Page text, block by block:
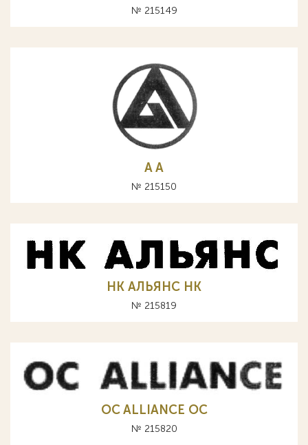
№ 215149
A А
№ 215150
НК АЛЬЯНС HK
№ 215819
OC ALLIANCE ОС
№ 215820